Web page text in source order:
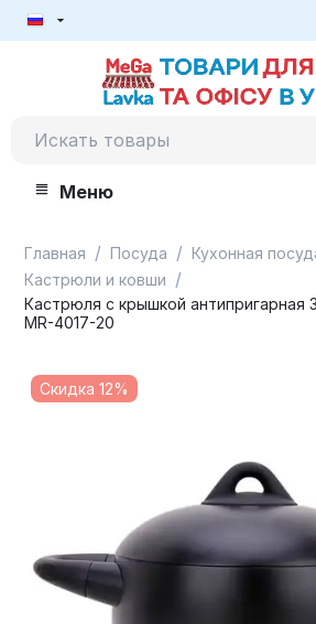
Меню
Главная / Посуда / Кухонная
Кастрюли и ковши /
Кастрюля с крышкой антипригарная
MR-4017-20
Скидка 12%